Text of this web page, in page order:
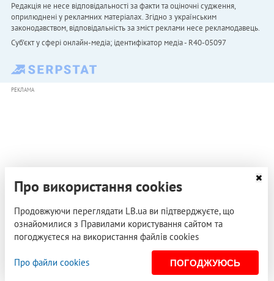
Редакція не несе відповідальності за факти та оціночні судження,
оприлюднені у рекламних матеріалах. Згідно з українським
законодавством, відповідальність за зміст реклами несе рекламодавець.
Cуб'єкт у сфері онлайн-медіа; ідентифікатор медіа - R40-05097
РЕКЛАМА
Про використання cookies
Продовжуючи переглядати LB.ua ви підтверджуєте, що
ознайомилися з Правилами користування сайтом та
погоджуєтеся на використання файлів cookies
Про файли cookies ПОГОДЖУЮСЬ